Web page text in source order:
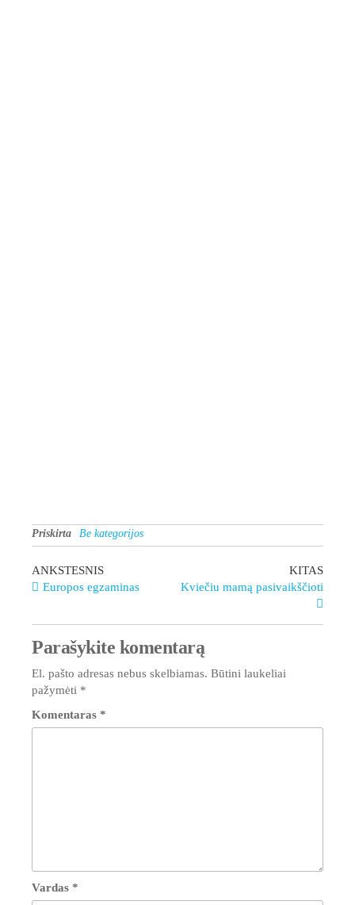
Priskirta Be kategorijos
ANKSTESNIS
Europos egzaminas
KITAS
Kviečiu mamą pasivaikščioti
Parašykite komentarą
El. pašto adresas nebus skelbiamas. Būtini laukeliai
pažymėti *
Komentaras*
Vardas*